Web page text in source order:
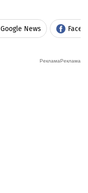
Google News